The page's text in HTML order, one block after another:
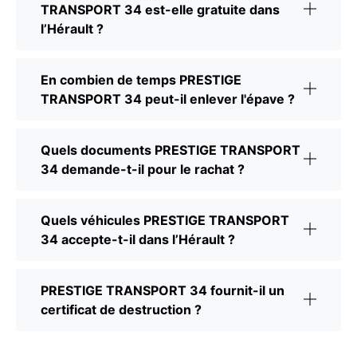
TRANSPORT 34 est-elle gratuite dans
l’Hérault ?
En combien de temps PRESTIGE
TRANSPORT 34 peut-il enlever l'épave ?
Quels documents PRESTIGE TRANSPORT
34 demande-t-il pour le rachat ?
Quels véhicules PRESTIGE TRANSPORT
34 accepte-t-il dans l’Hérault ?
PRESTIGE TRANSPORT 34 fournit-il un
certificat de destruction ?